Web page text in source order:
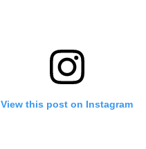
View this post on Instagram